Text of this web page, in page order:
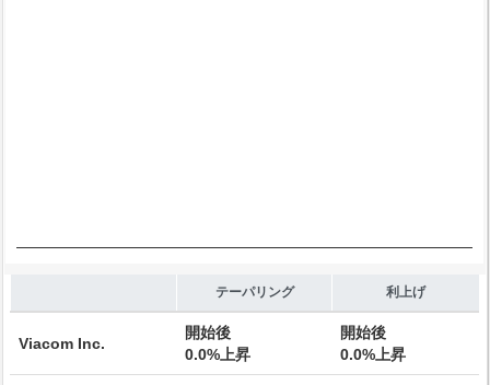
テーパリング 利上げ
Viacom Inc.
開始後
0.0%上昇
開始後
0.0%上昇